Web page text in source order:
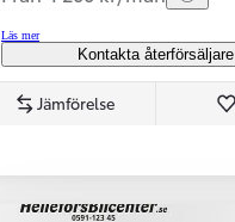
Läs mer
Kontakta återförsäljare
Jämförelse